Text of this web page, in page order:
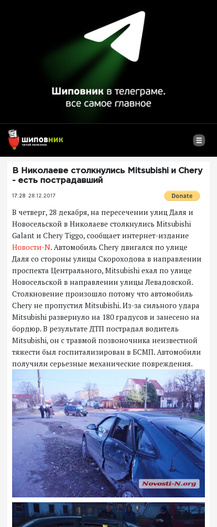
В Николаеве столкнулись Mitsubishi и Chery
- есть пострадавший
17:28 28.12.2017
В четверг, 28 декабря, на пересечении улиц Даля и
Новосельской в Николаеве столкнулись Mitsubishi
Galant и Chery Tiggo, сообщает интернет-издание
Новости-N. Автомобиль Chery двигался по улице
Даля со стороны улицы Скороходова в направлении
проспекта Центрального, Mitsubishi ехал по улице
Новосельской в направлении улицы Левадовской.
Столкновение произошло потому что автомобиль
Chery не пропустил Mitsubishi. Из-за сильного удара
Mitsubishi развернуло на 180 градусов и занесено на
бордюр. В результате ДТП пострадал водитель
Mitsubishi, он с травмой позвоночника неизвестной
тяжести был госпитализирован в БСМП. Автомобили
получили серьезные механические повреждения.